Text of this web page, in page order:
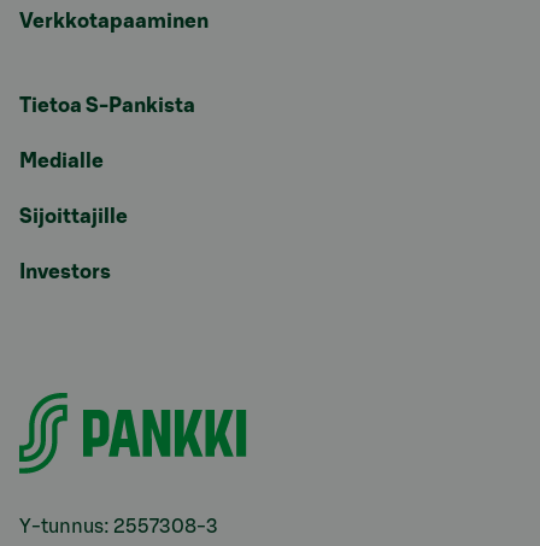
Verkkotapaaminen
Tietoa S-Pankista
Medialle
Sijoittajille
Investors
Y-tunnus: 2557308-3